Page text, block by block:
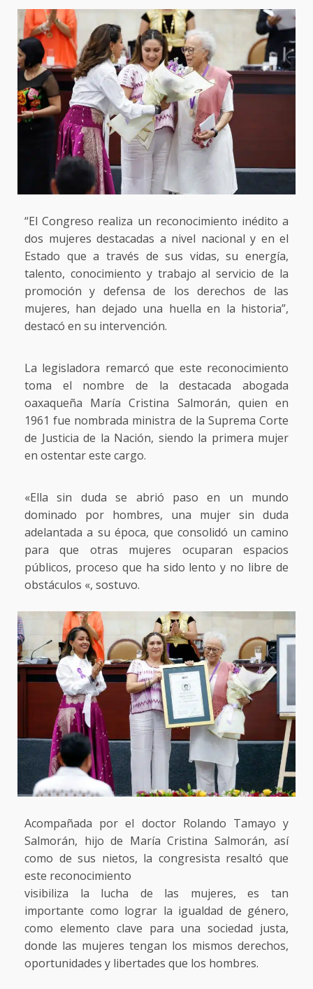
“El Congreso realiza un reconocimiento inédito a
dos mujeres destacadas a nivel nacional y en el
Estado que a través de sus vidas, su energía,
talento, conocimiento y trabajo al servicio de la
promoción y defensa de los derechos de las
mujeres, han dejado una huella en la historia”,
destacó en su intervención.
La legisladora remarcó que este reconocimiento
toma el nombre de la destacada abogada
oaxaqueña María Cristina Salmorán, quien en
1961 fue nombrada ministra de la Suprema Corte
de Justicia de la Nación, siendo la primera mujer
en ostentar este cargo.
«Ella sin duda se abrió paso en un mundo
dominado por hombres, una mujer sin duda
adelantada a su época, que consolidó un camino
para que otras mujeres ocuparan espacios
públicos, proceso que ha sido lento y no libre de
obstáculos «, sostuvo.
Acompañada por el doctor Rolando Tamayo y
Salmorán, hijo de María Cristina Salmorán, así
como de sus nietos, la congresista resaltó que
este reconocimiento
visibiliza la lucha de las mujeres, es tan
importante como lograr la igualdad de género,
como elemento clave para una sociedad justa,
donde las mujeres tengan los mismos derechos,
oportunidades y libertades que los hombres.